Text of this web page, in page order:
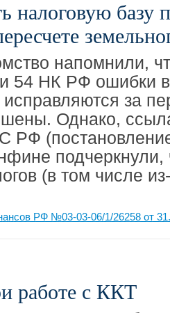
налоговую базу
напомнили,
54 НК РФ ошибки
за
Однако,
РФ
подчеркнули,
(в том числе
РФ №03-03-06/1/26258 от
работе с ККТ